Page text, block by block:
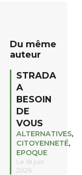
Du même
auteur
STRADA
A
BESOIN
DE
VOUS
ALTERNATIVES,
CITOYENNETÉ,
EPOQUE
Le 18 juin
2026